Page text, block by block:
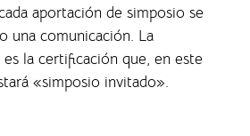
aportación de simposio se
una comunicación. La
la certificación que, en este
«simposio invitado».